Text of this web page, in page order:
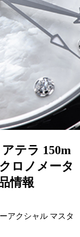
テラ 150m
ロノメータ
情報
アクシャル マスタ